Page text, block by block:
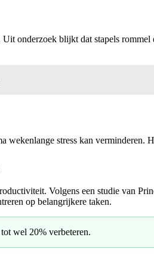
onderzoek blijkt dat stapels
stress kan verminderen.
Volgens een studie van
op belangrijkere taken.
wel 20% verbeteren.